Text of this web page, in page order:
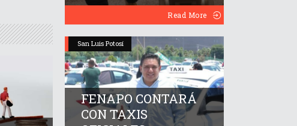
Read More
San Luis Potosí
FENAPO CONTARÁ
CON TAXIS